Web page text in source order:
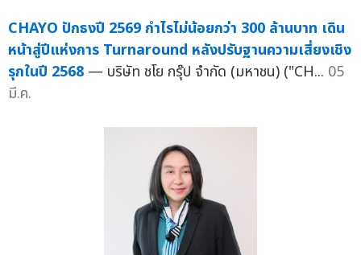
CHAYO ปักธงปี 2569 กำไรไม่น้อยกว่า 300 ล้านบาท เดิน
หน้าสู่ปีแห่งการ Turnaround หลังปรับฐานความเสี่ยงเชิง
รุกในปี 2568 — บริษัท ชโย กรุ๊ป จำกัด (มหาชน) ("CH... 05
มี.ค.